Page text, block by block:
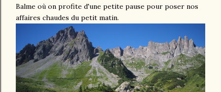
Balme où on profite d'une petite pause pour poser nos
affaires chaudes du petit matin.